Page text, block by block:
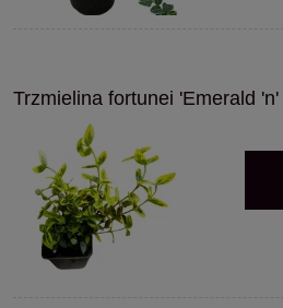
Trzmielina fortunei 'Emerald